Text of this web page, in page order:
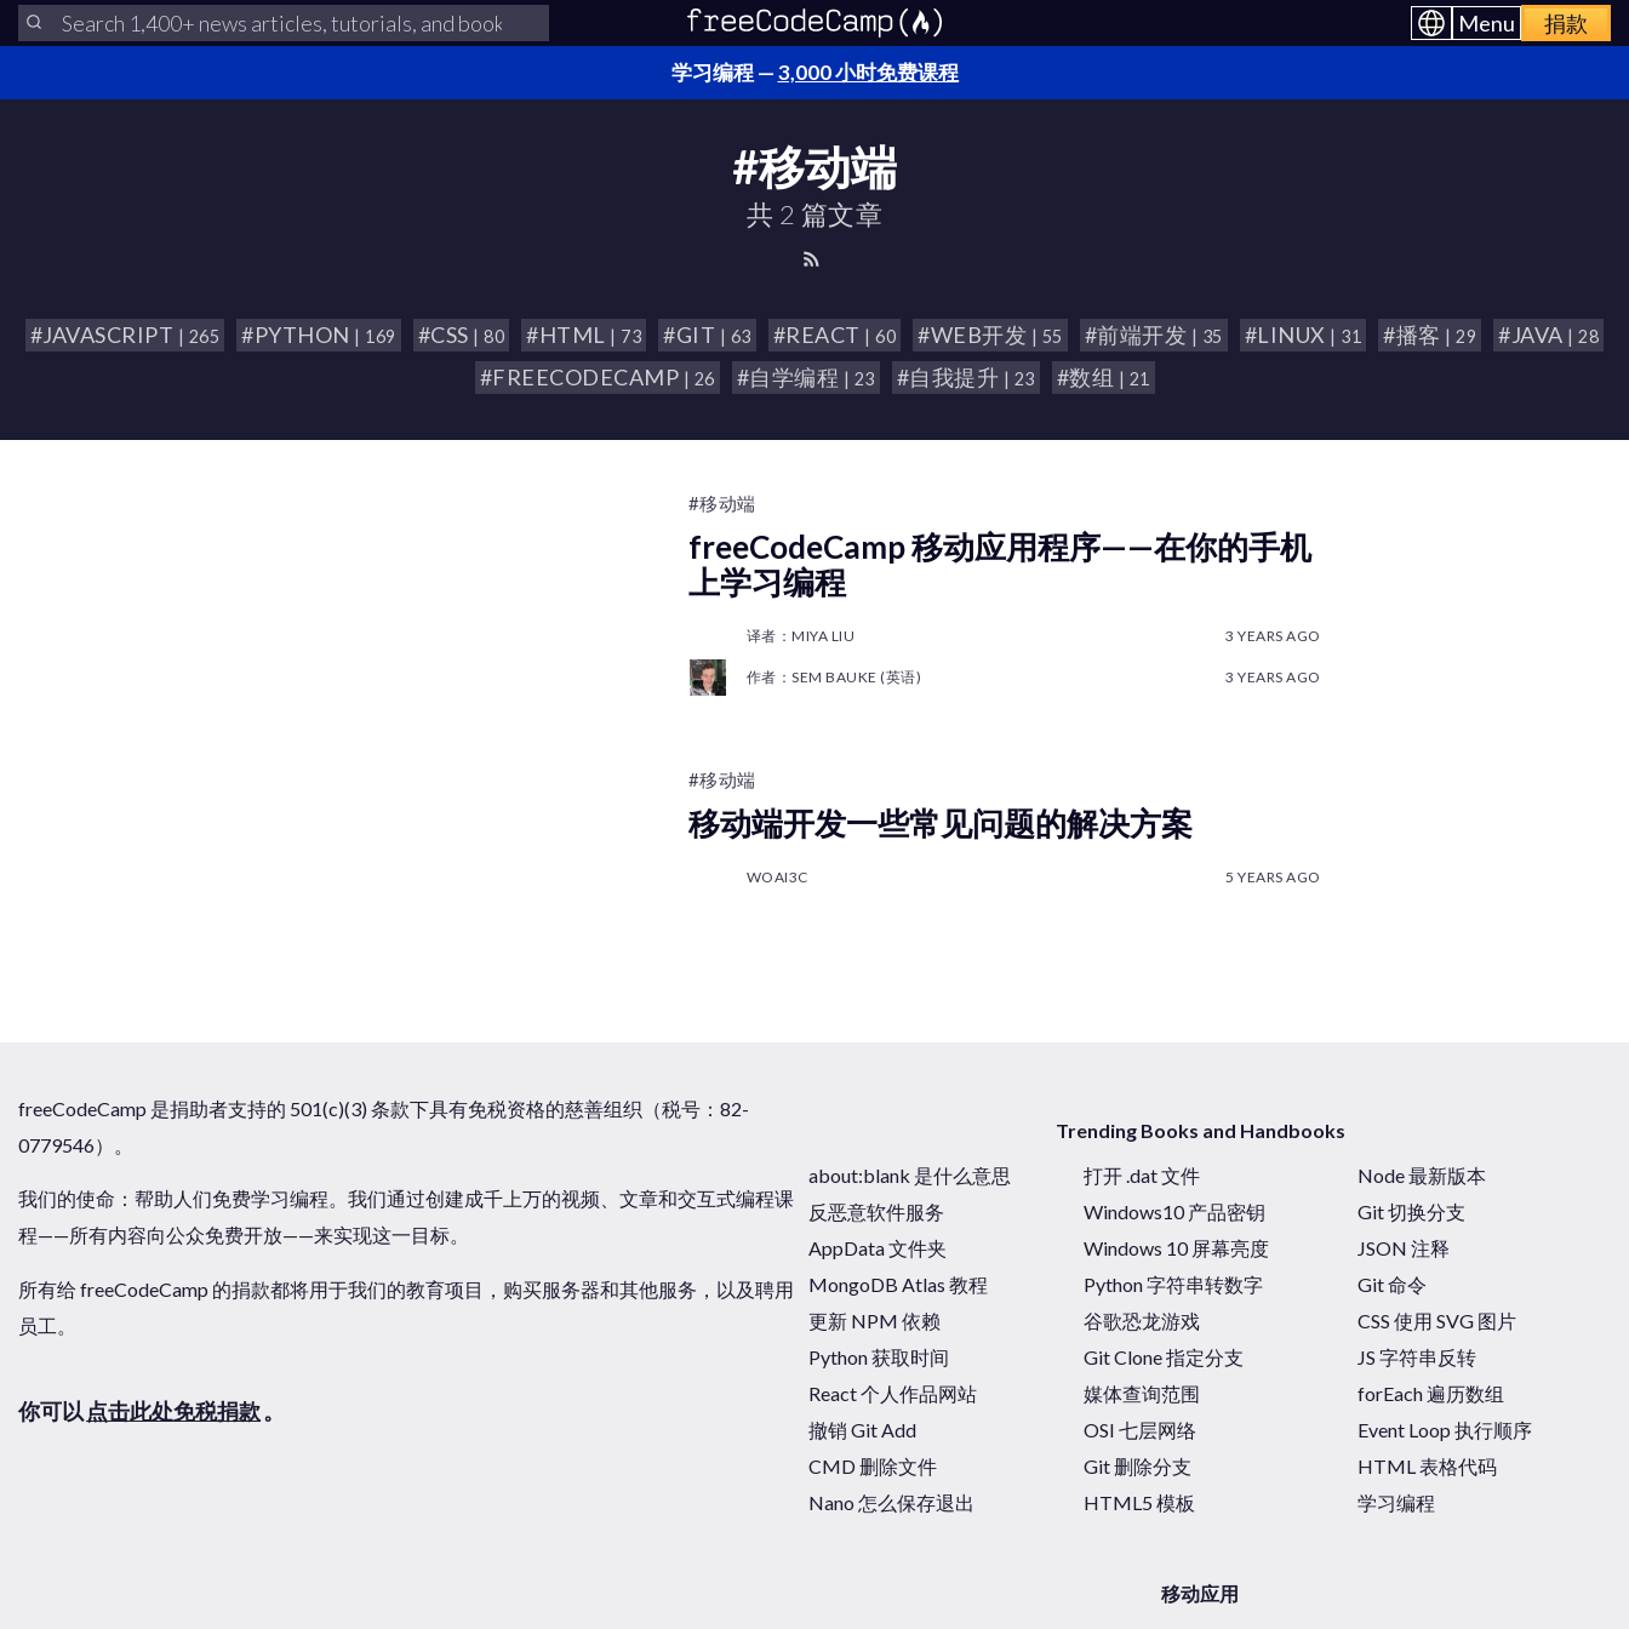
Menu 捐款
学习编程 —3,000 小时免费课程
#移动端
共 2 篇文章
#JAVASCRIPT | 265 #PYTHON | 169 #CSS | 80 #HTML | 73 #GIT | 63 #REACT | 60 #WEB开发 | 55 #前端开发 | 35 #LINUX | 31 #播客 | 29 #JAVA | 28
#FREECODECAMP | 26 #自学编程 | 23 #自我提升 | 23 #数组 | 21
#移动端
freeCodeCamp 移动应用程序——在你的手机
上学习编程
译者：MIYA LIU 3 YEARS AGO
作者：SEM BAUKE (英语) 3 YEARS AGO
#移动端
移动端开发一些常见问题的解决方案
WOAI3C 5 YEARS AGO
freeCodeCamp 是捐助者支持的 501(c)(3) 条款下具有免税资格的慈善组织（税号：82-
0779546）。
我们的使命：帮助人们免费学习编程。我们通过创建成千上万的视频、文章和交互式编程课
程——所有内容向公众免费开放——来实现这一目标。
所有给 freeCodeCamp 的捐款都将用于我们的教育项目，购买服务器和其他服务，以及聘用
员工。
你可以 点击此处免税捐款。
Trending Books and Handbooks
about:blank 是什么意思
打开 .dat 文件
Node 最新版本
反恶意软件服务
Windows10 产品密钥
Git 切换分支
AppData 文件夹
Windows 10 屏幕亮度
JSON 注释
MongoDB Atlas 教程
Python 字符串转数字
Git 命令
更新 NPM 依赖
谷歌恐龙游戏
CSS 使用 SVG 图片
Python 获取时间
Git Clone 指定分支
JS 字符串反转
React 个人作品网站
媒体查询范围
forEach 遍历数组
撤销 Git Add
OSI 七层网络
Event Loop 执行顺序
CMD 删除文件
Git 删除分支
HTML 表格代码
Nano 怎么保存退出
HTML5 模板 学习编程
移动应用